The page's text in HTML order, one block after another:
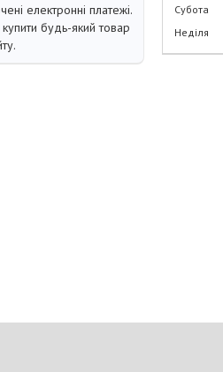
електронні платежі.
будь-який товар
Субота
Неділя